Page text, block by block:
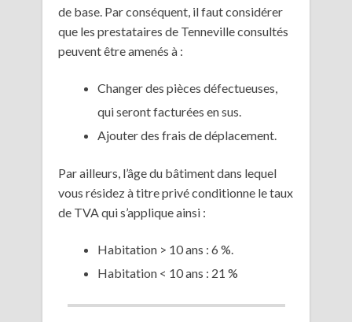
de base. Par conséquent, il faut considérer
que les prestataires de Tenneville consultés
peuvent être amenés à :
Changer des pièces défectueuses,
qui seront facturées en sus.
Ajouter des frais de déplacement.
Par ailleurs, l’âge du bâtiment dans lequel
vous résidez à titre privé conditionne le taux
de TVA qui s’applique ainsi :
Habitation > 10 ans : 6 %.
Habitation < 10 ans : 21 %